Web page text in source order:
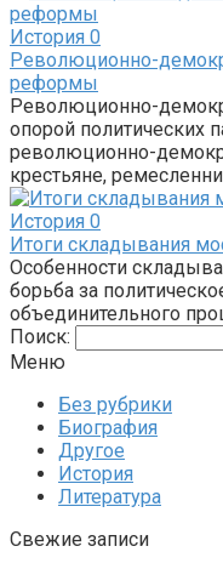
История 0
Революционно-
реформы
Революционно-
опорой политических
революционно-
крестьяне,
История 0
Итоги складывания
Особенности
борьба за
объединительного
Поиск:
Меню
Без рубрики
Биография
Другое
История
Литература
Свежие записи